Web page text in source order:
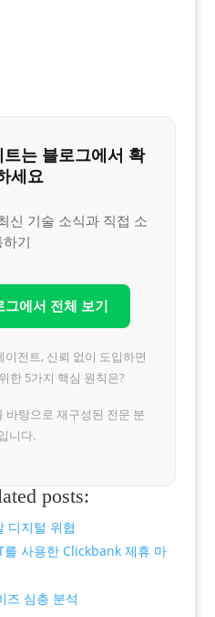
는 블로그에서 확
세요
신 기술 소식과 직접 소
하기
에서 전체 보기
전트, 신뢰 없이 도입하면
한 5가지 핵심 원칙은?
바탕으로 재구성된 전문 분
니다.
posts:
디지털 위협
사용한 Clickbank 제휴 마
즈 심층 분석